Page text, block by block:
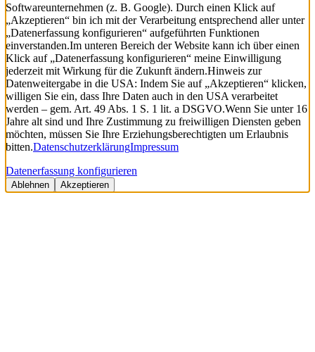
Softwareunternehmen (z. B. Google). Durch einen Klick auf
„Akzeptieren“ bin ich mit der Verarbeitung entsprechend aller unter
„Datenerfassung konfigurieren“ aufgeführten Funktionen
einverstanden.Im unteren Bereich der Website kann ich über einen
Klick auf „Datenerfassung konfigurieren“ meine Einwilligung
jederzeit mit Wirkung für die Zukunft ändern.Hinweis zur
Datenweitergabe in die USA: Indem Sie auf „Akzeptieren“ klicken,
willigen Sie ein, dass Ihre Daten auch in den USA verarbeitet
werden – gem. Art. 49 Abs. 1 S. 1 lit. a DSGVO.Wenn Sie unter 16
Jahre alt sind und Ihre Zustimmung zu freiwilligen Diensten geben
möchten, müssen Sie Ihre Erziehungsberechtigten um Erlaubnis
bitten.DatenschutzerklärungImpressum
Datenerfassung konfigurieren
Ablehnen Akzeptieren